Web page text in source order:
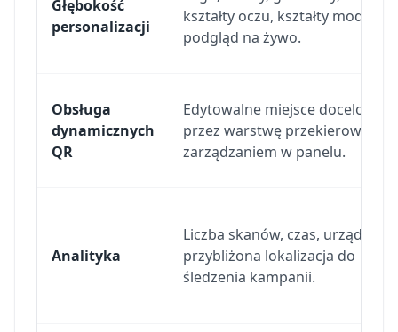
Głębokość
personalizacji
kształty oczu, kształty
podgląd na żywo.
Obsługa
dynamicznych
QR
Edytowalne miejsce docelowe
przez warstwę przekierowania
zarządzaniem w panelu.
Analityka
Liczba skanów, czas,
przybliżona lokalizacja do
śledzenia kampanii.